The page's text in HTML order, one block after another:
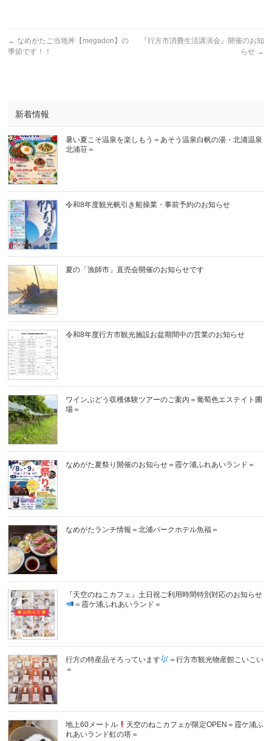
← なめがたご当地丼【megadon】の
季節です！！
『行方市消費生活講演会』開催のお知
らせ →
新着情報
暑い夏こそ温泉を楽しもう＝あそう温泉白帆の湯・北浦温泉
北浦荘＝
令和8年度観光帆引き船操業・事前予約のお知らせ
夏の「漁師市」直売会開催のお知らせです
令和8年度行方市観光施設お盆期間中の営業のお知らせ
ワインぶどう収穫体験ツアーのご案内＝葡萄色エステイト圃
場＝
なめがた夏祭り開催のお知らせ＝霞ケ浦ふれあいランド＝
なめがたランチ情報＝北浦パークホテル魚福＝
『天空のねこカフェ』土日祝ご利用時間特別対応のお知らせ
＝霞ケ浦ふれあいランド＝
行方の特産品そろっています
＝行方市観光物産館こいこい
＝
地上60メートル
天空のねこカフェが限定OPEN＝霞ケ浦ふ
れあいランド虹の塔＝